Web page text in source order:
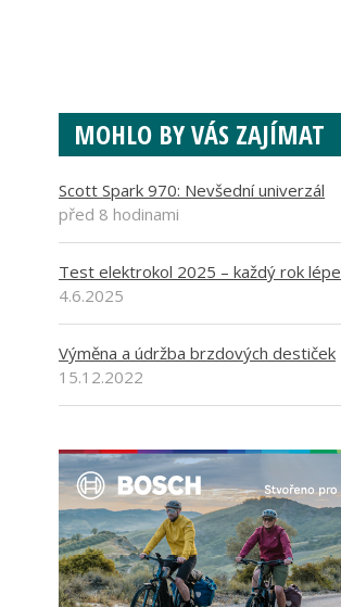
MOHLO BY VÁS ZAJÍMAT
Scott Spark 970: Nevšední univerzál
před 8 hodinami
Test elektrokol 2025 – každý rok lépe
4.6.2025
Výměna a údržba brzdových destiček
15.12.2022